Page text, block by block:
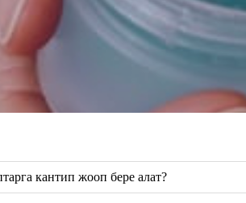
кантип жооп бере алат?